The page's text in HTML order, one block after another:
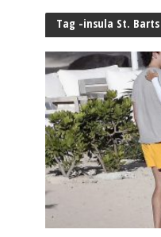
Tag -insula St. Barts